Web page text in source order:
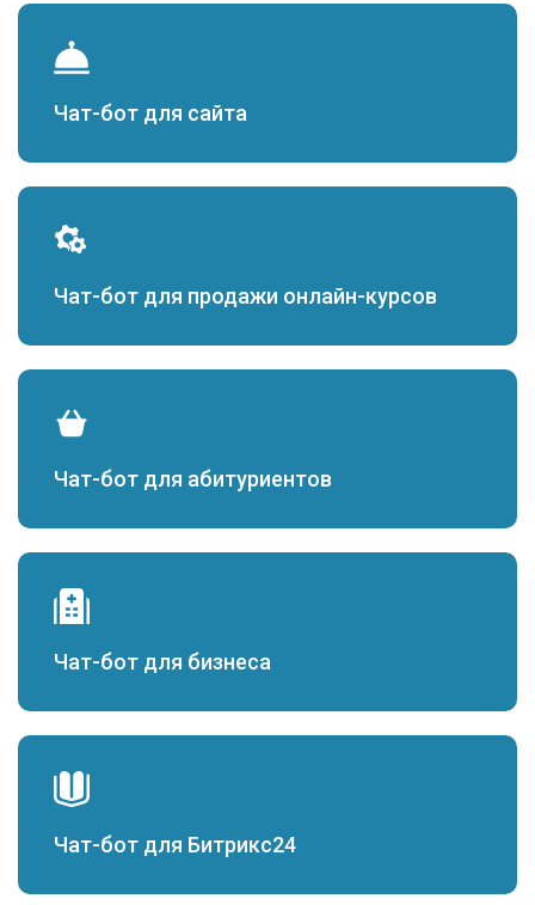
Чат-бот для сайта
Чат-бот для продажи онлайн-курсов
Чат-бот для абитуриентов
Чат-бот для бизнеса
Чат-бот для Битрикс24